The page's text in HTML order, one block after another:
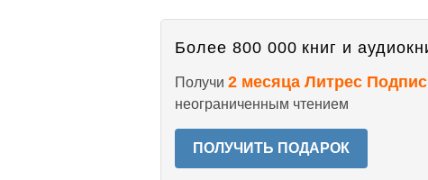
Более 800 000 книг и
Получи 2 месяца Литрес
неограниченным чтением
ПОЛУЧИТЬ ПОДАРОК